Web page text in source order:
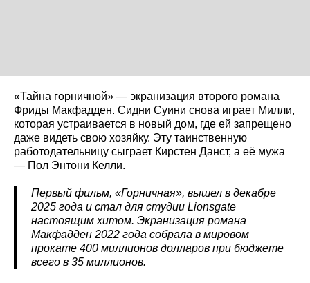
«Тайна горничной» — экранизация второго романа
Фриды Макфадден. Сидни Суини снова играет Милли,
которая устраивается в новый дом, где ей запрещено
даже видеть свою хозяйку. Эту таинственную
работодательницу сыграет Кирстен Данст, а её мужа
— Пол Энтони Келли.
Первый фильм, «Горничная», вышел в декабре
2025 года и стал для студии Lionsgate
настоящим хитом. Экранизация романа
Макфадден 2022 года собрала в мировом
прокате 400 миллионов долларов при бюджете
всего в 35 миллионов.